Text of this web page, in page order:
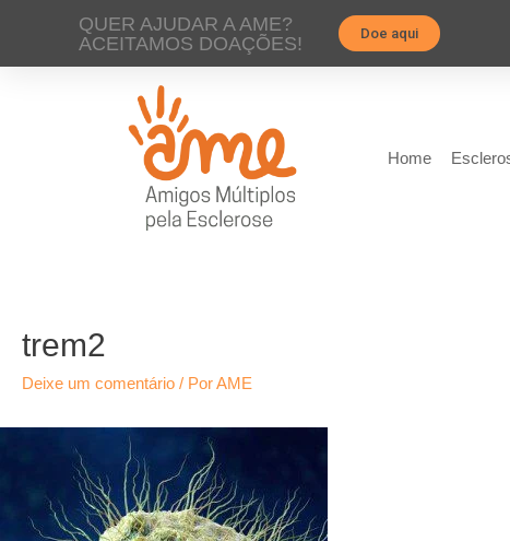
QUER AJUDAR A AME?
ACEITAMOS DOAÇÕES!
Doe aqui
Home
trem2
Deixe um comentário / PorAME